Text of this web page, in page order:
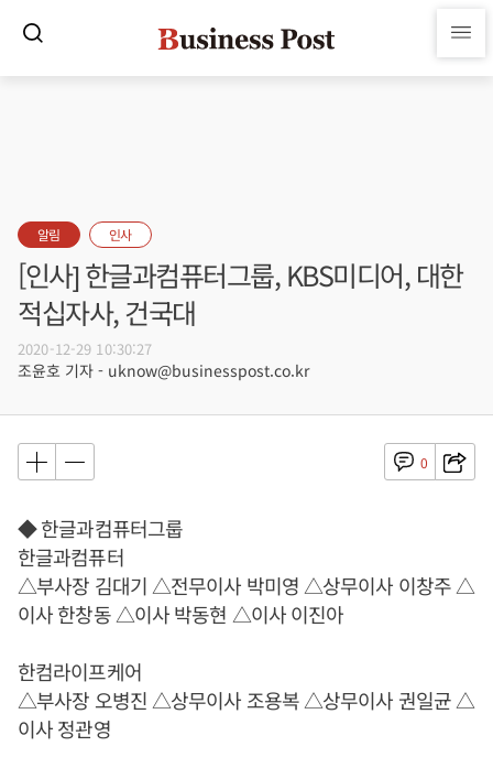
알림 인사
[인사] 한글과컴퓨터그룹, KBS미디어, 대한
적십자사, 건국대
2020-12-29 10:30:27
조윤호 기자 - uknow@businesspost.co.kr
0
◆ 한글과컴퓨터그룹
한글과컴퓨터
△부사장 김대기 △전무이사 박미영 △상무이사 이창주 △
이사 한창동 △이사 박동현 △이사 이진아
한컴라이프케어
△부사장 오병진 △상무이사 조용복 △상무이사 권일균 △
이사 정관영